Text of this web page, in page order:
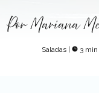
Por Mariana
Saladas 3 min